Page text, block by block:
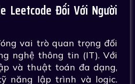
Leetcode Đối Với Người
vai trò quan trọng đối
nghệ thông tin (IT). Với
và thuật toán đa dạng,
năng lập trình và logic.